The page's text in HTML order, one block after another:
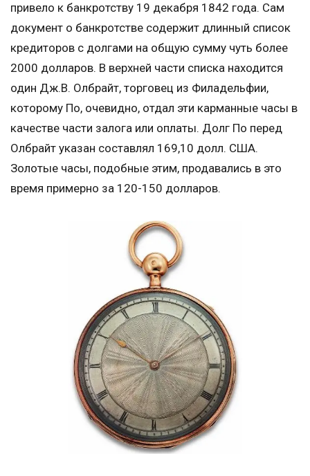
привело к банкротству 19 декабря 1842 года. Сам
документ о банкротстве содержит длинный список
кредиторов с долгами на общую сумму чуть более
2000 долларов. В верхней части списка находится
один Дж.В. Олбрайт, торговец из Филадельфии,
которому По, очевидно, отдал эти карманные часы в
качестве части залога или оплаты. Долг По перед
Олбрайт указан составлял 169,10 долл. США.
Золотые часы, подобные этим, продавались в это
время примерно за 120-150 долларов.